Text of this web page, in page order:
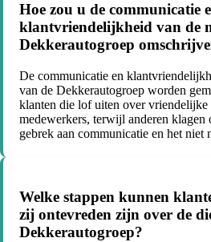
Hoe zou u de communicatie
klantvriendelijkheid van de
Dekkerautogroep
De communicatie en
van de Dekkerautogroep worden
klanten die lof uiten over vriendelijke
medewerkers, terwijl anderen klagen
gebrek aan communicatie en het niet
Welke stappen kunnen
zij ontevreden zijn over de
Dekkerautogroep?